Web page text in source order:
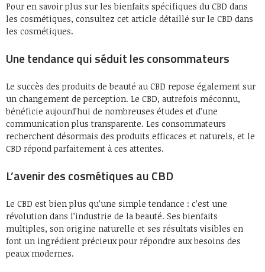
Pour en savoir plus sur les bienfaits spécifiques du CBD dans
les cosmétiques, consultez cet article détaillé sur le CBD dans
les cosmétiques.
Une tendance qui séduit les consommateurs
Le succès des produits de beauté au CBD repose également sur
un changement de perception. Le CBD, autrefois méconnu,
bénéficie aujourd’hui de nombreuses études et d’une
communication plus transparente. Les consommateurs
recherchent désormais des produits efficaces et naturels, et le
CBD répond parfaitement à ces attentes.
L’avenir des cosmétiques au CBD
Le CBD est bien plus qu’une simple tendance : c’est une
révolution dans l’industrie de la beauté. Ses bienfaits
multiples, son origine naturelle et ses résultats visibles en
font un ingrédient précieux pour répondre aux besoins des
peaux modernes.